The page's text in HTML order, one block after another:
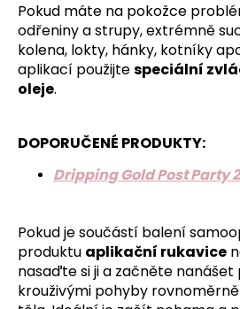
Pokud máte na pokožce
odřeniny a strupy, extrémně
kolena, lokty, hánky, kotníky
aplikací použijtespeciální
oleje.
DOPORUČENÉ PRODUKTY:
Dripping Gold Post Party
Pokud je součástí balení
produktu aplikační rukavice
nasaďte si ji a začněte
krouživými pohyby